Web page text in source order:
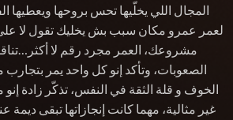
المجال اللي يخلّيها تحس بروحها ويعطيها
لعمر عمرو مكان سبب بش يخليك تقول لا
مشروعك، العمر مجرد رقم لا
الصعوبات، وتأكد إنو كل واحد يمر
الخوف و قلة الثقة في النفس، تذكّر زادة إنو
غير مثالية، مهما كانت إنجازاتها تبقى ديمة